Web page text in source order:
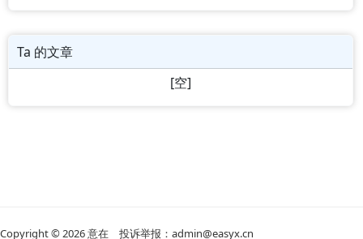
Ta 的文章
[空]
Copyright © 2026意在 投诉举报：admin@easyx.cn